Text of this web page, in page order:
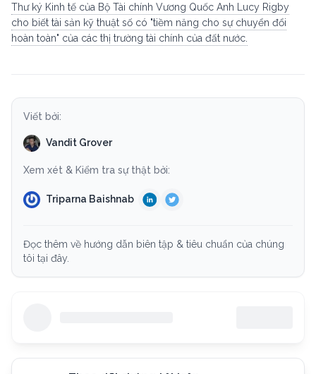
Thư ký Kinh tế của Bộ Tài chính Vương Quốc Anh Lucy Rigby
cho biết tài sản kỹ thuật số có "tiềm năng cho sự chuyển đổi
hoàn toàn" của các thị trường tài chính của đất nước.
Viết bởi:
Vandit Grover
Xem xét & Kiểm tra sự thật bởi:
Triparna Baishnab
Đọc thêm về hướng dẫn biên tập & tiêu chuẩn của chúng
tôi tại đây.